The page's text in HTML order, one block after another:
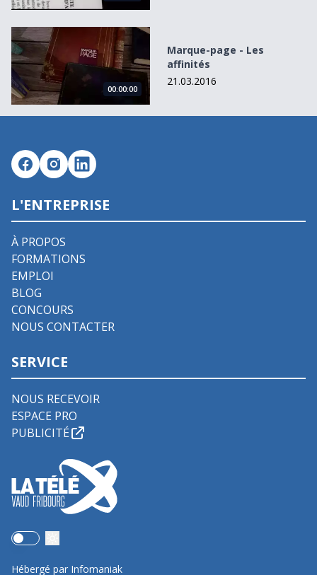
Marque-page - Les affinités
00:00:00
Marque-page - Les
affinités
21.03.2016
L'ENTREPRISE
À PROPOS
FORMATIONS
EMPLOI
BLOG
CONCOURS
NOUS CONTACTER
SERVICE
NOUS RECEVOIR
ESPACE PRO
PUBLICITÉ
Use setting
Hébergé par Infomaniak